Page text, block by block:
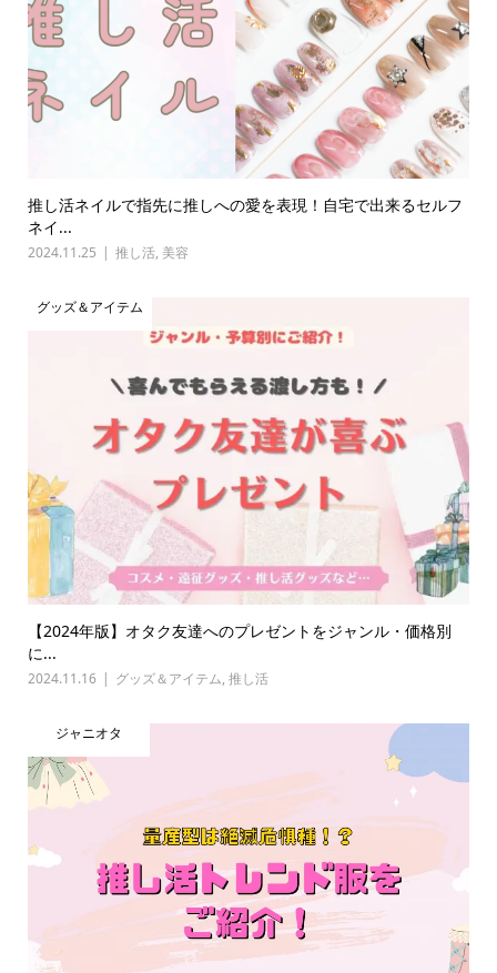
推し活ネイルで指先に推しへの愛を表現！自宅で出来るセルフ
ネイ...
2024.11.25 推し活, 美容
グッズ＆アイテム
【2024年版】オタク友達へのプレゼントをジャンル・価格別
に...
2024.11.16 グッズ＆アイテム, 推し活
ジャニオタ